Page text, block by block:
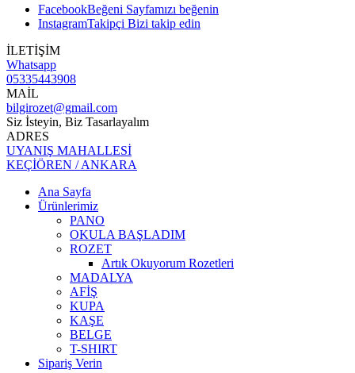
FacebookBeğeni Sayfamızı beğenin
InstagramTakipçi Bizi takip edin
İLETİŞİM
Whatsapp
05335443908
MAİL
bilgirozet@gmail.com
Siz İsteyin, Biz Tasarlayalım
ADRES
UYANIŞ MAHALLESİ
KEÇİÖREN / ANKARA
Ana Sayfa
Ürünlerimiz
PANO
OKULA BAŞLADIM
ROZET
Artık Okuyorum Rozetleri
MADALYA
AFİŞ
KUPA
KAŞE
BELGE
T-SHIRT
Sipariş Verin